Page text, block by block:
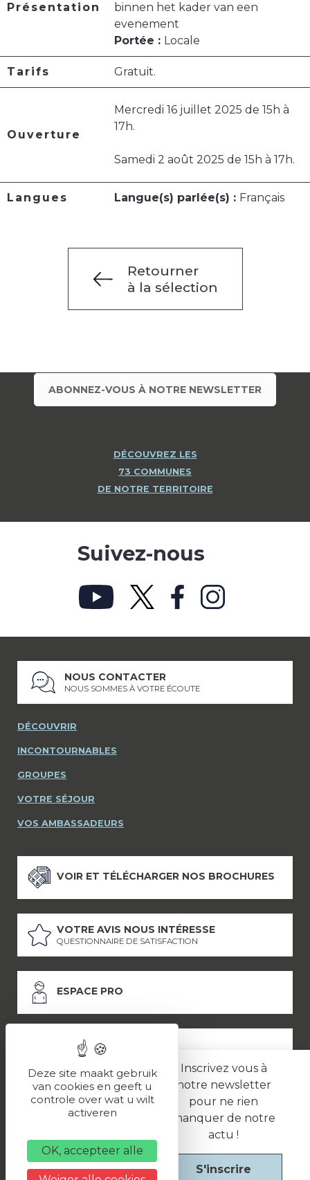
Présentation
binnen het kader van een
evenement
Portée : Locale
Tarifs Gratuit.
Ouverture
Mercredi 16 juillet 2025 de 15h à
17h.
Samedi 2 août 2025 de 15h à 17h.
Langues Langue(s) parlée(s) : Français
Retourner
à la sélection
Inscrivez vous à
notre newsletter
pour ne rien
manquer de notre
actu !
S'inscrire
ABONNEZ-VOUS À NOTRE NEWSLETTER
DÉCOUVREZ LES
73 COMMUNES
DE NOTRE TERRITOIRE
Suivez-nous
NOUS CONTACTER
NOUS SOMMES À VOTRE ÉCOUTE
DÉCOUVRIR
INCONTOURNABLES
GROUPES
VOTRE SÉJOUR
VOS AMBASSADEURS
VOIR ET TÉLÉCHARGER NOS BROCHURES
VOTRE AVIS NOUS INTÉRESSE
QUESTIONNAIRE DE SATISFACTION
ESPACE PRO
ESPACE PRESSE
LES PARTENAIRES
Politique de confidentialité
Une réalisation
Deze site maakt gebruik
van cookies en geeft u
controle over wat u wilt
activeren
OK, accepteer alle